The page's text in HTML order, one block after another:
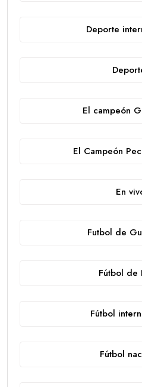
Deporte
El campeón
El Campeón
En
Futbol de
Fútbol de
Fútbol
Fútbol